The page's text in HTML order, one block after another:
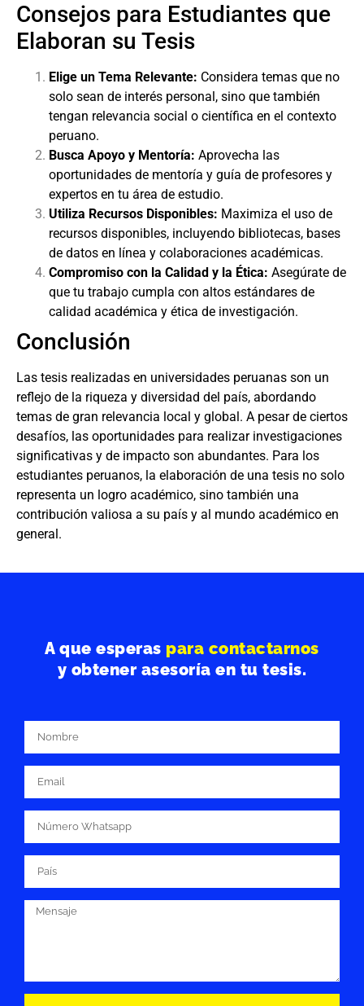
Consejos para Estudiantes que
Elaboran su Tesis
Elige un Tema Relevante: Considera temas que no
solo sean de interés personal, sino que también
tengan relevancia social o científica en el contexto
peruano.
Busca Apoyo y Mentoría: Aprovecha las
oportunidades de mentoría y guía de profesores y
expertos en tu área de estudio.
Utiliza Recursos Disponibles: Maximiza el uso de
recursos disponibles, incluyendo bibliotecas, bases
de datos en línea y colaboraciones académicas.
Compromiso con la Calidad y la Ética: Asegúrate de
que tu trabajo cumpla con altos estándares de
calidad académica y ética de investigación.
Conclusión
Las tesis realizadas en universidades peruanas son un
reflejo de la riqueza y diversidad del país, abordando
temas de gran relevancia local y global. A pesar de ciertos
desafíos, las oportunidades para realizar investigaciones
significativas y de impacto son abundantes. Para los
estudiantes peruanos, la elaboración de una tesis no solo
representa un logro académico, sino también una
contribución valiosa a su país y al mundo académico en
general.
A que esperas para contactarnos
y obtener asesoría en tu tesis.